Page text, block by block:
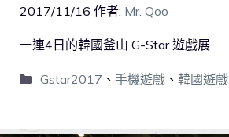
2017/11/16 作者: Mr. Qoo
一連4日的韓國釜山 G-Star 遊戲展
Gstar2017 、 手機遊戲、 韓國遊戲